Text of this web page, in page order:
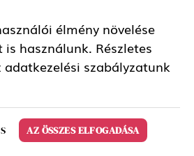
Nokia 3 2019 (3.2)
S6 10.5 LTE
élmény növelése
használunk. Részletes
szabályzatunk
AZ ÖSSZES ELFOGADÁSA